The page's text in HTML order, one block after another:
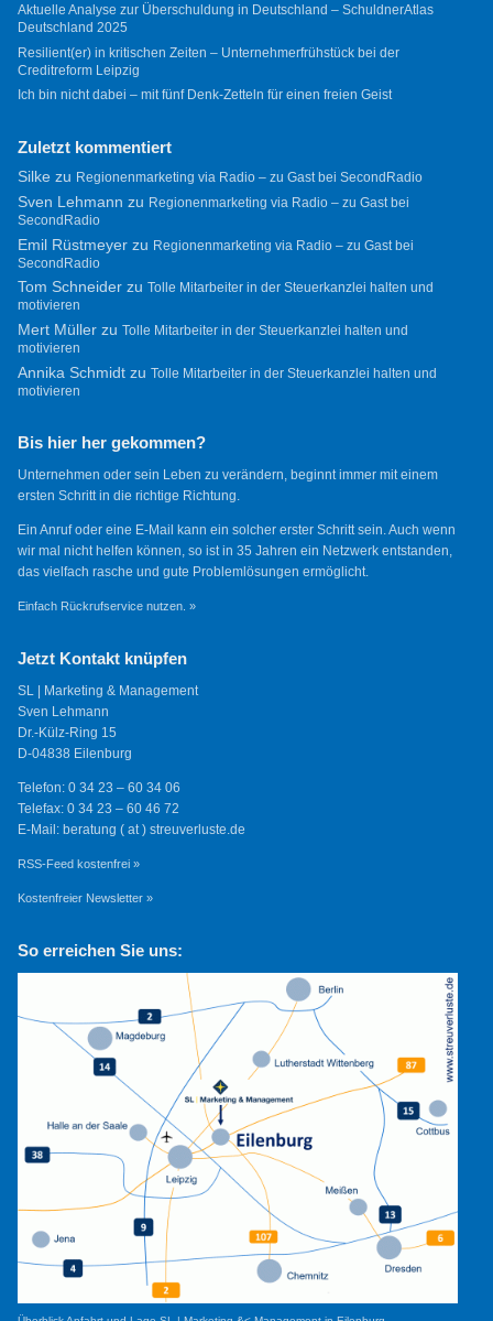
Aktuelle Analyse zur Überschuldung in Deutschland – SchuldnerAtlas
Deutschland 2025
Resilient(er) in kritischen Zeiten – Unternehmerfrühstück bei der
Creditreform Leipzig
Ich bin nicht dabei – mit fünf Denk-Zetteln für einen freien Geist
Zuletzt kommentiert
Silkezu Regionenmarketing via Radio – zu Gast bei SecondRadio
Sven Lehmann zu Regionenmarketing via Radio – zu Gast bei
SecondRadio
Emil Rüstmeyerzu Regionenmarketing via Radio – zu Gast bei
SecondRadio
Tom Schneiderzu Tolle Mitarbeiter in der Steuerkanzlei halten und
motivieren
Mert Müllerzu Tolle Mitarbeiter in der Steuerkanzlei halten und
motivieren
Annika Schmidtzu Tolle Mitarbeiter in der Steuerkanzlei halten und
motivieren
Bis hier her gekommen?
Unternehmen oder sein Leben zu verändern, beginnt immer mit einem
ersten Schritt in die richtige Richtung.
Ein Anruf oder eine E-Mail kann ein solcher erster Schritt sein. Auch wenn
wir mal nicht helfen können, so ist in 35 Jahren ein Netzwerk entstanden,
das vielfach rasche und gute Problemlösungen ermöglicht.
Einfach Rückrufservice nutzen. »
Jetzt Kontakt knüpfen
SL | Marketing & Management
Sven Lehmann
Dr.-Külz-Ring 15
D-04838 Eilenburg
Telefon: 0 34 23 – 60 34 06
Telefax: 0 34 23 – 60 46 72
E-Mail: beratung ( at ) streuverluste.de
RSS-Feed kostenfrei »
Kostenfreier Newsletter »
So erreichen Sie uns: